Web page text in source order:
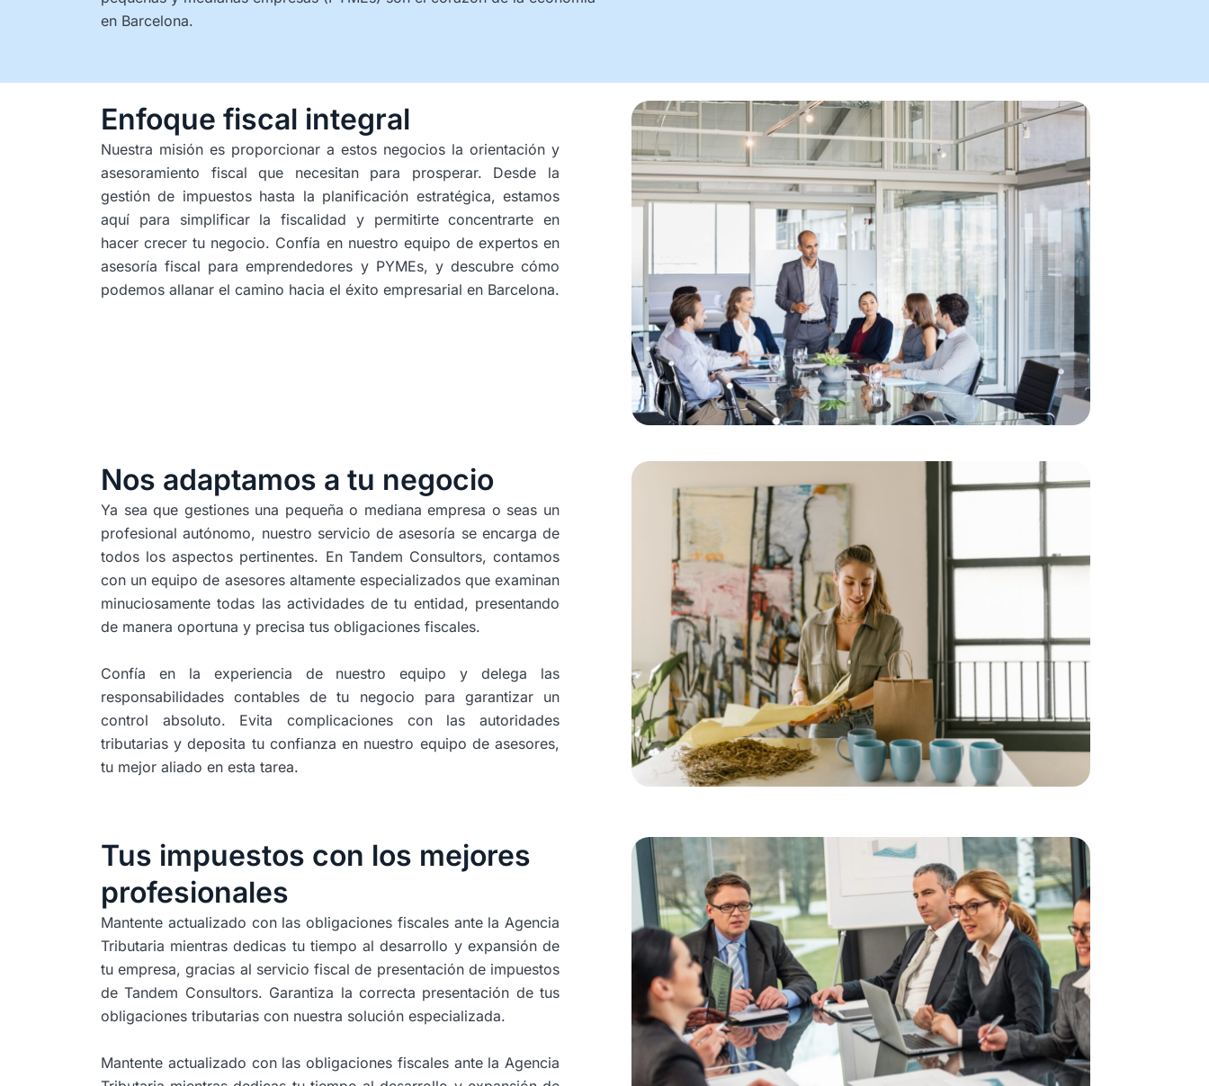
en Barcelona.
Enfoque fiscal integral
Nuestra misión es proporcionar a estos negocios la orientación y
asesoramiento fiscal que necesitan para prosperar. Desde la
gestión de impuestos hasta la planificación estratégica, estamos
aquí para simplificar la fiscalidad y permitirte concentrarte en
hacer crecer tu negocio. Confía en nuestro equipo de expertos en
asesoría fiscal para emprendedores y PYMEs, y descubre cómo
podemos allanar el camino hacia el éxito empresarial en Barcelona.
Nos adaptamos a tu negocio
Ya sea que gestiones una pequeña o mediana empresa o seas un
profesional autónomo, nuestro servicio de asesoría se encarga de
todos los aspectos pertinentes. En Tandem Consultors, contamos
con un equipo de asesores altamente especializados que examinan
minuciosamente todas las actividades de tu entidad, presentando
de manera oportuna y precisa tus obligaciones fiscales.
Confía en la experiencia de nuestro equipo y delega las
responsabilidades contables de tu negocio para garantizar un
control absoluto. Evita complicaciones con las autoridades
tributarias y deposita tu confianza en nuestro equipo de asesores,
tu mejor aliado en esta tarea.
Tus impuestos con los mejores
profesionales
Mantente actualizado con las obligaciones fiscales ante la Agencia
Tributaria mientras dedicas tu tiempo al desarrollo y expansión de
tu empresa, gracias al servicio fiscal de presentación de impuestos
de Tandem Consultors. Garantiza la correcta presentación de tus
obligaciones tributarias con nuestra solución especializada.
Mantente actualizado con las obligaciones fiscales ante la Agencia